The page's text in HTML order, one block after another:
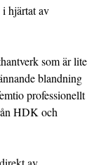
hjärtat av
som är lite
blandning
professionellt
HDK och